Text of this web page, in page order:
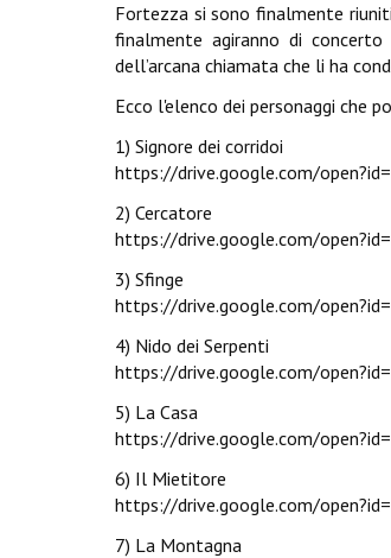
Fortezza si sono finalmente
finalmente agiranno di
dell’arcana chiamata che li ha
Ecco l'elenco dei personaggi che
1) Signore dei corridoi
https://drive.google.com/
2) Cercatore
https://drive.google.com/
3) Sfinge
https://drive.google.com/
4) Nido dei Serpenti
https://drive.google.com/
5) La Casa
https://drive.google.com/
6) Il Mietitore
https://drive.google.com/
7) La Montagna